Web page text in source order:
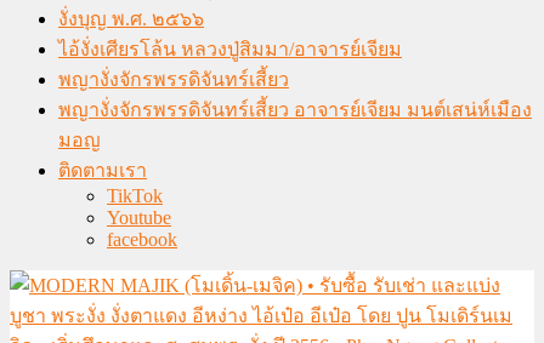
งั่งบุญ พ.ศ. ๒๕๖๖
ไอ้งั่งเศียรโล้น หลวงปู่สิมมา/อาจารย์เจียม
พญางั่งจักรพรรดิจันทร์เสี้ยว
พญางั่งจักรพรรดิจันทร์เสี้ยว อาจารย์เจียม มนต์เสน่ห์เมือง
มอญ
ติดตามเรา
TikTok
Youtube
facebook